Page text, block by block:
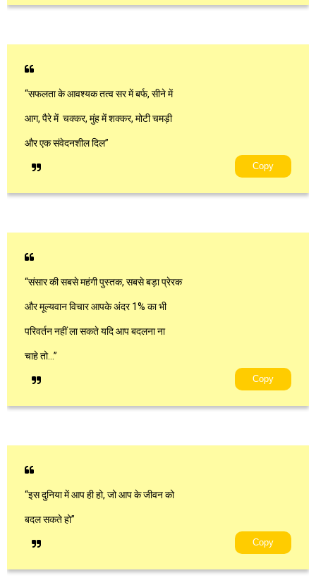
“सफलता के आवश्यक तत्व सर में बर्फ, सीने में
आग, पैरे में चक्कर, मुंह में शक्कर, मोटी चमड़ी
और एक संवेदनशील दिल”
Copy
“संसार की सबसे महंगी पुस्तक, सबसे बड़ा प्रेरक
और मूल्यवान विचार आपके अंदर 1% का भी
परिवर्तन नहीं ला सकते यदि आप बदलना ना
चाहे तो…”
Copy
“इस दुनिया में आप ही हो, जो आप के जीवन को
बदल सकते हो”
Copy